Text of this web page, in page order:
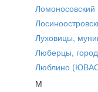
Луховицы,
Люберцы,
Люблино
М